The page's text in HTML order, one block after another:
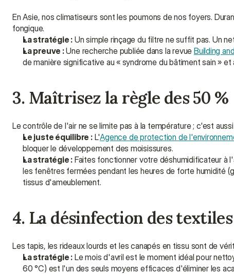
En Asie, nos climatiseurs sont les poumons de nos foyers.
fongique.
La stratégie : Un simple rinçage du filtre ne suffit pas. Un
La preuve : Une recherche publiée dans la revue Building
de manière significative au « syndrome du bâtiment sain »
3. Maîtrisez la règle des 50 %
Le contrôle de l'air ne se limite pas à la température ; c'est
Le juste équilibre : L'Agence de protection de
bloquer le développement des moisissures.
La stratégie : Faites fonctionner votre déshumidificateur à
les fenêtres fermées pendant les heures de forte humidité
tissus d'ameublement.
4. La désinfection des textiles
Les tapis, les rideaux lourds et les canapés en tissu sont de
La stratégie : Le mois d'avril est le moment idéal pour
60 °C) est l'un des seuls moyens efficaces d'éliminer les